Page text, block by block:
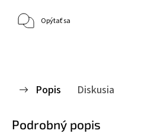
Opýtať sa
Popis Diskusia
Podrobný popis